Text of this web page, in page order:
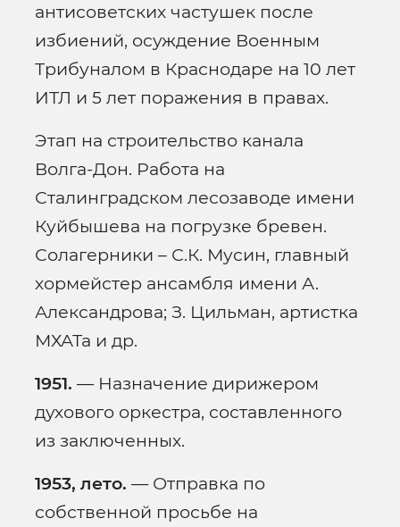
антисоветских частушек после
избиений, осуждение Военным
Трибуналом в Краснодаре на 10 лет
ИТЛ и 5 лет поражения в правах.
Этап на строительство канала
Волга-Дон. Работа на
Сталинградском лесозаводе имени
Куйбышева на погрузке бревен.
Солагерники – С.К. Мусин, главный
хормейстер ансамбля имени А.
Александрова; З. Цильман, артистка
МХАТа и др.
1951. — Назначение дирижером
духового оркестра, составленного
из заключенных.
1953, лето. — Отправка по
собственной просьбе на